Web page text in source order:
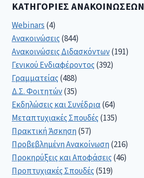
ΚΑΤΗΓΟΡΊΕΣ ΑΝΑΚΟΙΝΏΣΕΩΝ
Webinars(4)
Ανακοινώσεις(844)
Ανακοινώσεις Διδασκόντων(191)
Γενικού Ενδιαφέροντος(392)
Γραμματείας(488)
Δ.Σ. Φοιτητών(35)
Εκδηλώσεις και Συνέδρια(64)
Μεταπτυχιακές Σπουδές(135)
Πρακτική Άσκηση(57)
Προβεβλημένη Ανακοίνωση(216)
Προκηρύξεις και Αποφάσεις(46)
Προπτυχιακές Σπουδές(519)